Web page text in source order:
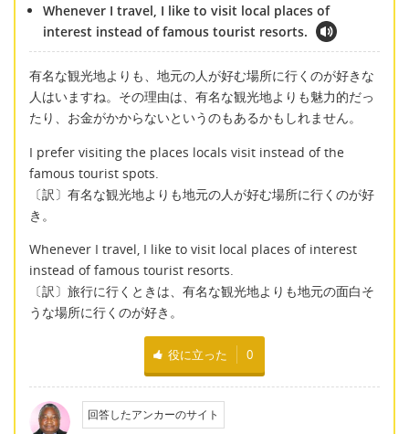
Whenever I travel, I like to visit local places of
interest instead of famous tourist resorts.
有名な観光地よりも、地元の人が好む場所に行くのが好きな
人はいますね。その理由は、有名な観光地よりも魅力的だっ
たり、お金がかからないというのもあるかもしれません。
I prefer visiting the places locals visit instead of the
famous tourist spots.
〔訳〕有名な観光地よりも地元の人が好む場所に行くのが好
き。
Whenever I travel, I like to visit local places of interest
instead of famous tourist resorts.
〔訳〕旅行に行くときは、有名な観光地よりも地元の面白そ
うな場所に行くのが好き。
役に立った 0
回答したアンカーのサイト